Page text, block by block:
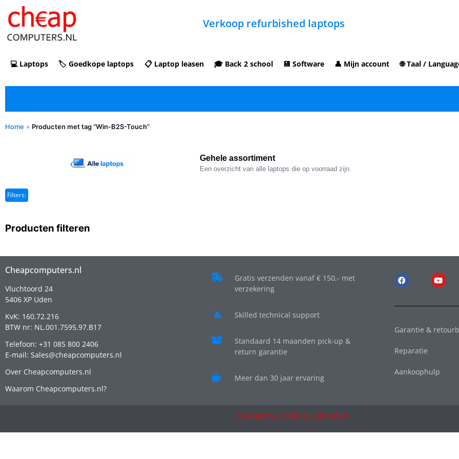
Verkoop refurbished laptops
💻 Laptops 🏷️ Goedkope laptops 📋 Laptop leasen 🎓 Back 2 school 💾 Software 👤 Mijn account 🌐 Taal /
Home » Producten met tag “Win-B2S-Touch”
Gehele assortiment
Een overzicht van alle laptops die op voorraad zijn.
Filters:
Producten filteren
Cheapcomputers.nl
Vluchtoord 24
5406 XP Uden
KvK: 160.72.216
BTW nr: NL.001.7595.97.B17
Telefoon: +31 085 800 2406
E-mail: Sales@cheapcomputers.nl
Over Cheapcomputers.nl
Waarom Cheapcomputers.nl?
Gratis verzenden vanaf € 150,- met
verzekering
Skilled technical support
Standaard 14 maanden pick-up &
return garantie
Meer dan 30 jaar ervaring
Garantie &
Reparatie
Aankoophulp
Created by COMPUTEC BV UDEN